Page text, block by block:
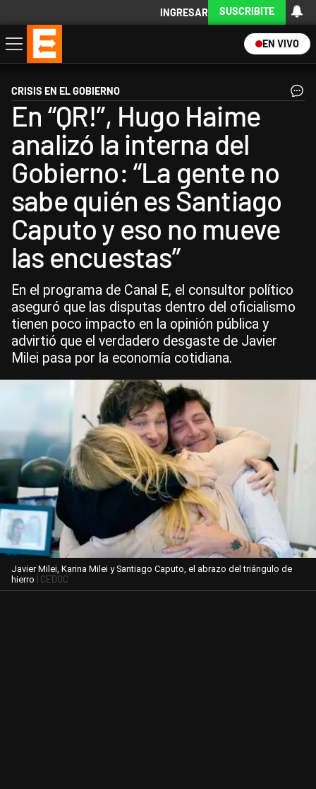
INGRESAR SUSCRIBITE
EN VIVO
Economía
Política
Internacional
Actualidad
Descargá la App
CRISIS EN EL GOBIERNO
En “QR!”, Hugo Haime
analizó la interna del
Gobierno: “La gente no
sabe quién es Santiago
Caputo y eso no mueve
las encuestas”
En el programa de Canal E, el consultor político
aseguró que las disputas dentro del oficialismo
tienen poco impacto en la opinión pública y
advirtió que el verdadero desgaste de Javier
Milei pasa por la economía cotidiana.
Javier Milei, Karina Milei y Santiago Caputo, el abrazo del triángulo de
hierro | CEDOC